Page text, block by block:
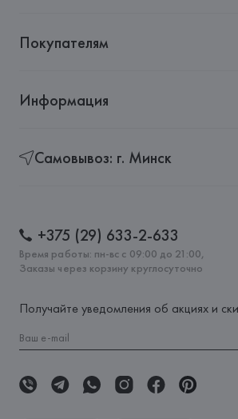
Покупателям
Информация
Самовывоз: г. Минск
+375 (29) 633-2-633
Время работы: пн-вс с 09:00 до 21:00,
Заказы через корзину круглосуточно
Получайте уведомления об акциях и